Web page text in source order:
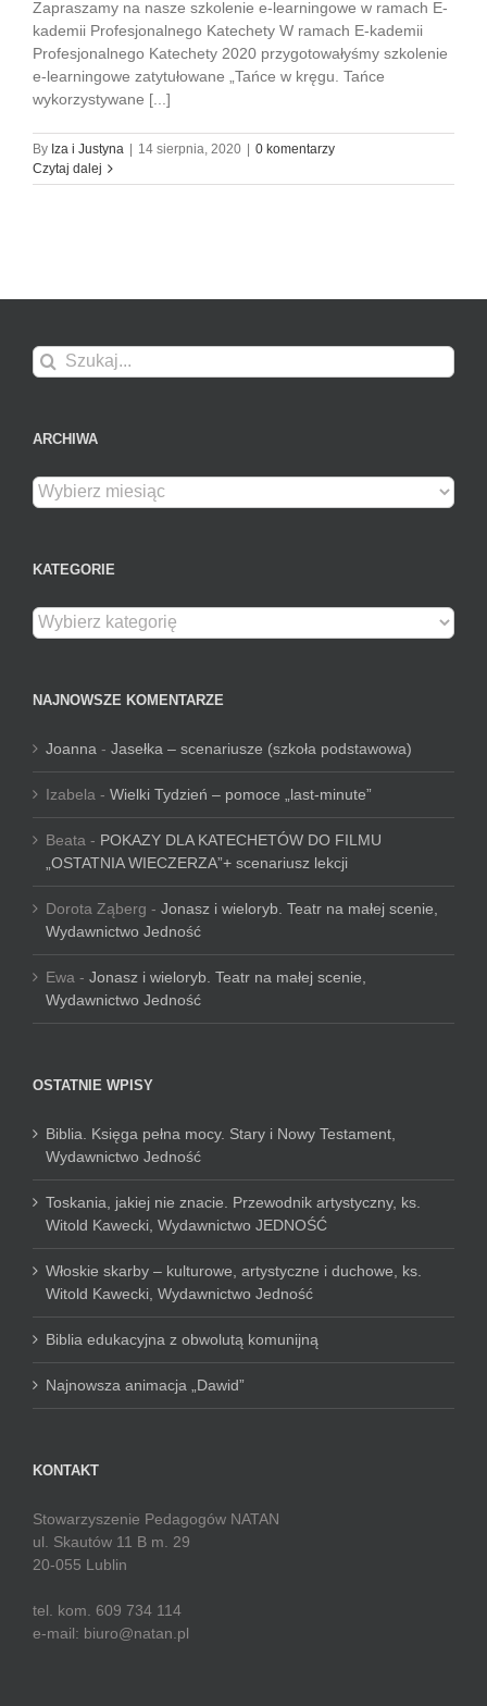
Zapraszamy na nasze szkolenie e-learningowe w ramach E-
kademii Profesjonalnego Katechety W ramach E-kademii
Profesjonalnego Katechety 2020 przygotowałyśmy szkolenie
e-learningowe zatytułowane „Tańce w kręgu. Tańce
wykorzystywane [...]
By Iza i Justyna | 14 sierpnia, 2020 | 0 komentarzy
Czytaj dalej
Szukaj
ARCHIWA
Archiwa
KATEGORIE
Kategorie
NAJNOWSZE KOMENTARZE
Joanna - Jasełka – scenariusze (szkoła podstawowa)
Izabela - Wielki Tydzień – pomoce „last-minute”
Beata - POKAZY DLA KATECHETÓW DO FILMU
„OSTATNIA WIECZERZA”+ scenariusz lekcji
Dorota Ząberg - Jonasz i wieloryb. Teatr na małej scenie,
Wydawnictwo Jedność
Ewa - Jonasz i wieloryb. Teatr na małej scenie,
Wydawnictwo Jedność
OSTATNIE WPISY
Biblia. Księga pełna mocy. Stary i Nowy Testament,
Wydawnictwo Jedność
Toskania, jakiej nie znacie. Przewodnik artystyczny, ks.
Witold Kawecki, Wydawnictwo JEDNOŚĆ
Włoskie skarby – kulturowe, artystyczne i duchowe, ks.
Witold Kawecki, Wydawnictwo Jedność
Biblia edukacyjna z obwolutą komunijną
Najnowsza animacja „Dawid”
KONTAKT
Stowarzyszenie Pedagogów NATAN
ul. Skautów 11 B m. 29
20-055 Lublin
tel. kom. 609 734 114
e-mail: biuro@natan.pl